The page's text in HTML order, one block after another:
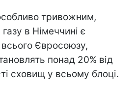
тривожним,
в Німеччині є
Євросоюзу,
понад 20% від
сховищ у всьому блоці.